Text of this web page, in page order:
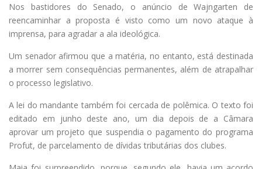
Nos bastidores do Senado, o anúncio de Wajngarten de
reencaminhar a proposta é visto como um novo ataque à
imprensa, para agradar a ala ideológica.
Um senador afirmou que a matéria, no entanto, está destinada
a morrer sem consequências permanentes, além de atrapalhar
o processo legislativo.
A lei do mandante também foi cercada de polêmica. O texto foi
editado em junho deste ano, um dia depois de a Câmara
aprovar um projeto que suspendia o pagamento do programa
Profut, de parcelamento de dívidas tributárias dos clubes.